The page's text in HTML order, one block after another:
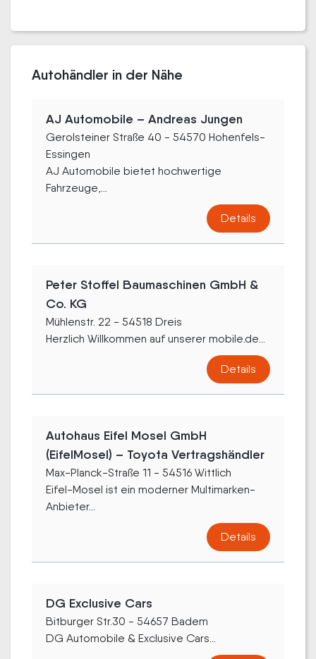
Autohändler in der Nähe
AJ Automobile – Andreas Jungen
Gerolsteiner Straße 40 - 54570 Hohenfels-
Essingen
AJ Automobile bietet hochwertige
Fahrzeuge,...
Details
Peter Stoffel Baumaschinen GmbH &
Co. KG
Mühlenstr. 22 - 54518 Dreis
Herzlich Willkommen auf unserer mobile.de...
Details
Autohaus Eifel Mosel GmbH
(EifelMosel) – Toyota Vertragshändler
Max-Planck-Straße 11 - 54516 Wittlich
Eifel-Mosel ist ein moderner Multimarken-
Anbieter...
Details
DG Exclusive Cars
Bitburger Str.30 - 54657 Badem
DG Automobile & Exclusive Cars...